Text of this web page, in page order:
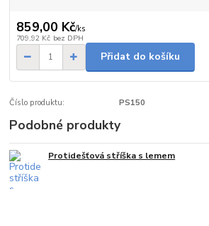
859,00 Kč/ks
709,92 Kč bez DPH
Přidat do košíku
Číslo produktu: PS150
Podobné produkty
Protidešťová stříška s lemem